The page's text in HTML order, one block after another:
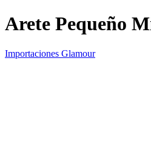
Arete Pequeño
Importaciones Glamour